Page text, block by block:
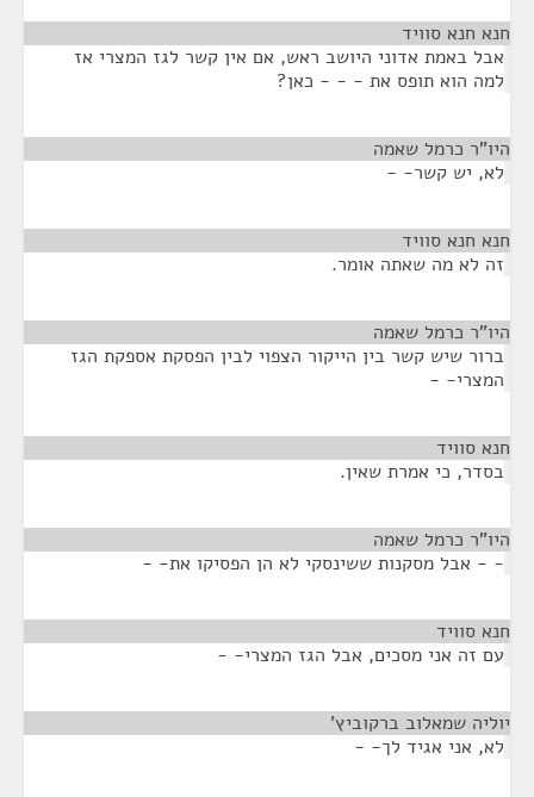
חנא חנא סוויד
אבל באמת אדוני היושב ראש, אם אין קשר לגז המצרי אז
למה הוא תופס את - - - כאן?
היו"ר כרמל שאמה
לא, יש קשר- -
חנא חנא סוויד
זה לא מה שאתה אומר.
היו"ר כרמל שאמה
ברור שיש קשר בין הייקור הצפוי לבין הפסקת אספקת הגז
המצרי- -
חנא סוויד
בסדר, כי אמרת שאין.
היו"ר כרמל שאמה
- - אבל מסקנות ששינסקי לא הן הפסיקו את- -
חנא סוויד
עם זה אני מסכים, אבל הגז המצרי- -
יוליה שמאלוב ברקוביץ'
לא, אני אגיד לך- -